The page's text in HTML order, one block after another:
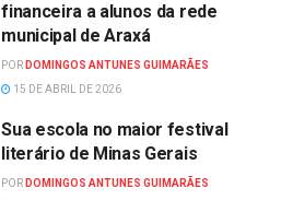
financeira a alunos da rede
municipal de Araxá
POR DOMINGOS ANTUNES GUIMARÃES
15 DE ABRIL DE 2026
Sua escola no maior festival
literário de Minas Gerais
POR DOMINGOS ANTUNES GUIMARÃES